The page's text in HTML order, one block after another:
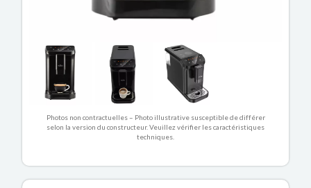
Photos non contractuelles – Photo illustrative susceptible de différer
selon la version du constructeur. Veuillez vérifier les caractéristiques
techniques.